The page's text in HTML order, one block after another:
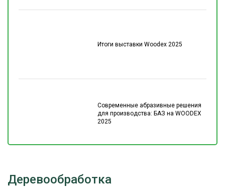
Итоги выставки Woodex 2025
Современные абразивные решения
для производства: БАЗ на WOODEX
2025
Деревообработка